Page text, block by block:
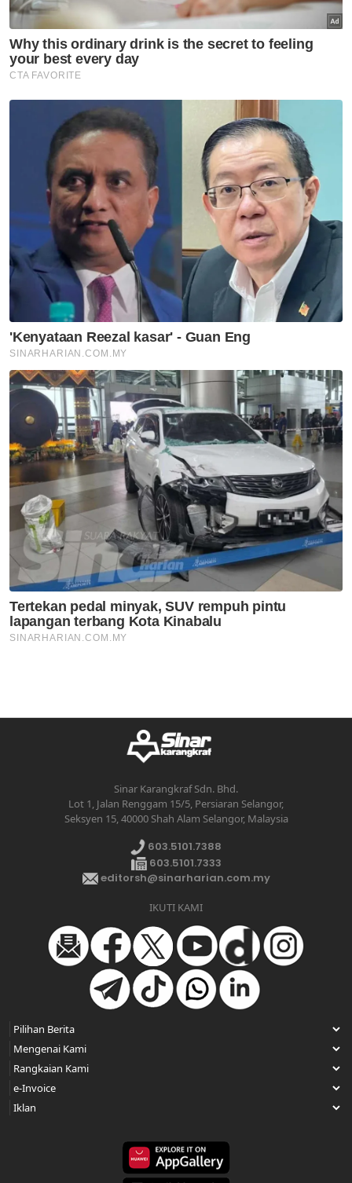
Sinar Karangkraf Sdn. Bhd.
Lot 1, Jalan Renggam 15/5, Persiaran Selangor,
Seksyen 15, 40000 Shah Alam Selangor, Malaysia
603.5101.7388
603.5101.7333
editorsh@sinarharian.com.my
IKUTI KAMI